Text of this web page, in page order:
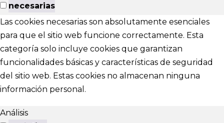
necesarias
Las cookies necesarias son absolutamente esenciales
para que el sitio web funcione correctamente. Esta
categoría solo incluye cookies que garantizan
funcionalidades básicas y características de seguridad
del sitio web. Estas cookies no almacenan ninguna
información personal.
Análisis